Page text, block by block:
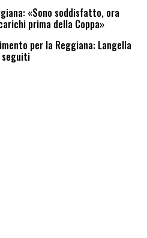
«Sono soddisfatto, ora
prima della Coppa»
per la Reggiana: Langella
seguiti